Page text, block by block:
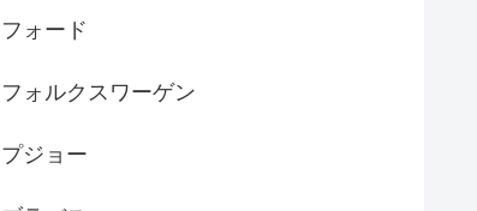
フォード
フォルクスワーゲン
プジョー